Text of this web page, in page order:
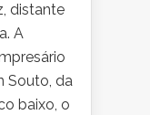
distante
A
Souto, da
baixo, o